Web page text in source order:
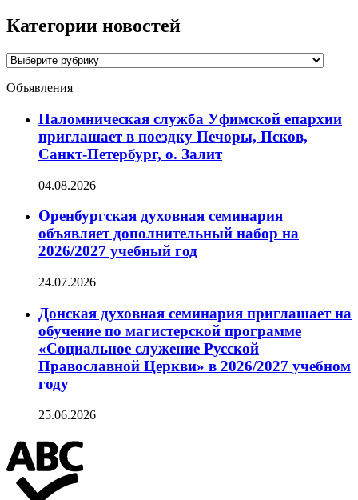
Категории новостей
Категории
Объявления
Паломническая служба Уфимской епархии
приглашает в поездку Печоры, Псков,
Санкт-Петербург, о. Залит
04.08.2026
Оренбургская духовная семинария
объявляет дополнительный набор на
2026/2027 учебный год
24.07.2026
Донская духовная семинария приглашает на
обучение по магистерской программе
«Социальное служение Русской
Православной Церкви» в 2026/2027 учебном
году
25.06.2026